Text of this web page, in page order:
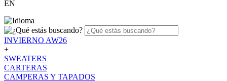
EN
INVIERNO AW26
+
SWEATERS
CARTERAS
CAMPERAS Y TAPADOS